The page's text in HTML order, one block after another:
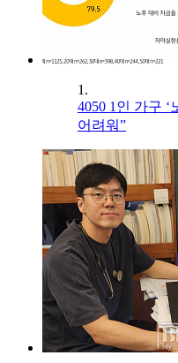
1.
4050 1인 가구 ‘
어려워”